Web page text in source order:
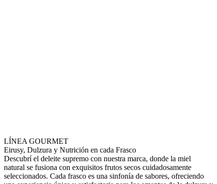
LÍNEA GOURMET
Eirusy, Dulzura y Nutrición en cada Frasco
Descubrí el deleite supremo con nuestra marca, donde la miel
natural se fusiona con exquisitos frutos secos cuidadosamente
seleccionados. Cada frasco es una sinfonía de sabores, ofreciendo